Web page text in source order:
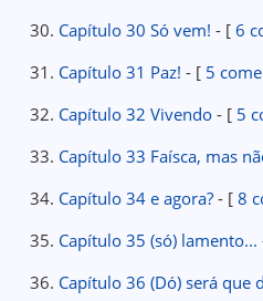
30. Capítulo 30 Só vem! - [6
31. Capítulo 31 Paz! - [ 5
32. Capítulo 32 Vivendo- [ 5
33. Capítulo 33 Faísca, mas
34. Capítulo 34 e agora? - [8
35. Capítulo 35 (só) lamento...
36. Capítulo 36 (Dó) será que